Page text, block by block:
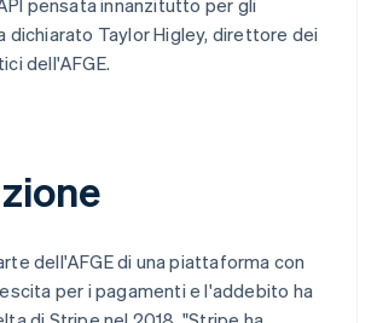
dichiarato Taylor Higley, direttore dei
dell'AFGE.
dell'AFGE di una piattaforma con
per i pagamenti e l'addebito ha